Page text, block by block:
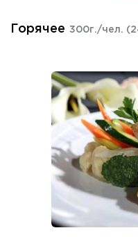
Горячее 300г./чел.